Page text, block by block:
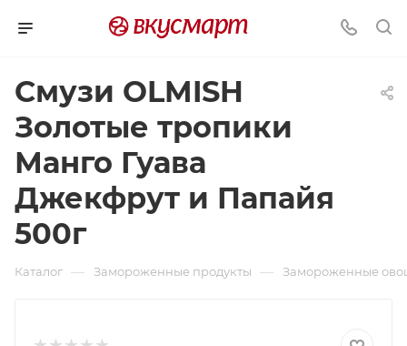
Смузи OLMISH
Золотые тропики
Манго Гуава
Джекфрут и Папайя
500г
Каталог — Замороженные продукты — Замороженные